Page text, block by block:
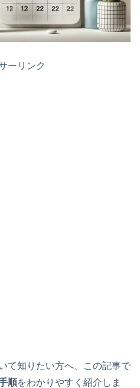
ーリンク
て知りたい方へ、この記事で
順をわかりやすく紹介しま